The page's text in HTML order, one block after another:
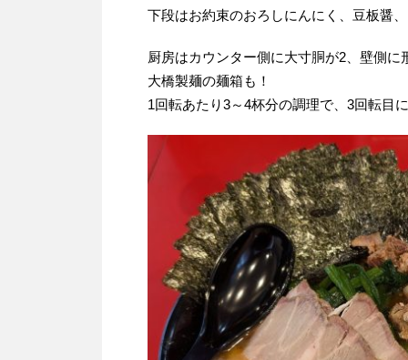
下段はお約束のおろしにんにく、豆板醤
厨房はカウンター側に大寸胴が2、壁側
大橋製麺の麺箱も！
1回転あたり3～4杯分の調理で、3回転目